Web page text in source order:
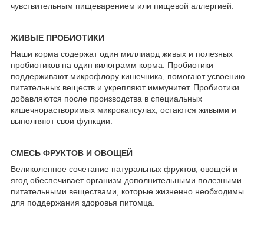
чувствительным пищеварением или пищевой аллергией.
ЖИВЫЕ ПРОБИОТИКИ
Наши корма содержат один миллиард живых и полезных
пробиотиков на один килограмм корма. Пробиотики
поддерживают микрофлору кишечника, помогают усвоению
питательных веществ и укрепляют иммунитет. Пробиотики
добавляются после производства в специальных
кишечнорастворимых микрокапсулах, остаются живыми и
выполняют свои функции.
СМЕСЬ ФРУКТОВ И ОВОЩЕЙ
Великолепное сочетание натуральных фруктов, овощей и
ягод обеспечивает организм дополнительными полезными
питательными веществами, которые жизненно необходимы
для поддержания здоровья питомца.